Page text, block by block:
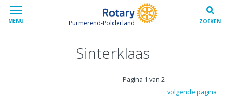
MENU Purmerend-Polderland ZOEKEN
Sinterklaas
Pagina 1 van 2
volgende pagina